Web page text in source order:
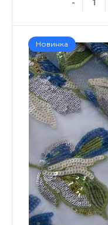
-
Новинка